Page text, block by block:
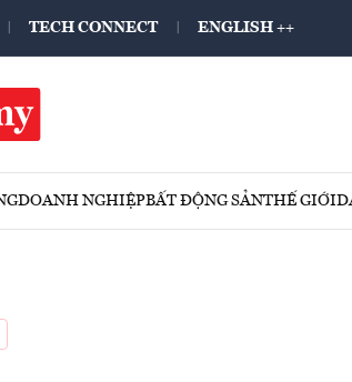
TECH CONNECT ENGLISH ++
DOANH NGHIỆPBẤT ĐỘNG SẢNTHẾ GIỚI